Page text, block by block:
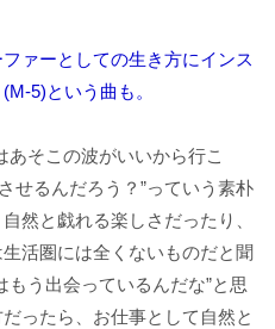
ァーとしての生き方にインス
5)という曲も。
あそこの波がいいから行こ
せるんだろう？”っていう素朴
然と戯れる楽しさだったり、
活圏には全くないものだと聞
もう出会っているんだな”と思
ったら、お仕事として自然と